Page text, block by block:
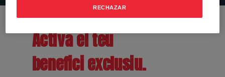
Activa el teu
benefici exclusiu.
RECHAZAR